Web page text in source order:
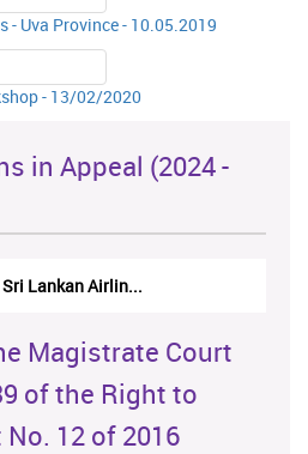
Uva Province - 10.05.2019
- 13/02/2020
in Appeal (2024 -
Lankan Airlin...
Magistrate Court
of the Right to
12 of 2016